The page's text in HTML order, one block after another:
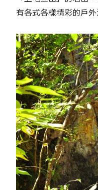
有各式各樣精彩的戶